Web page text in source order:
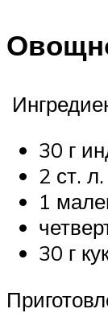
30 г
2 ст.
1
30 г